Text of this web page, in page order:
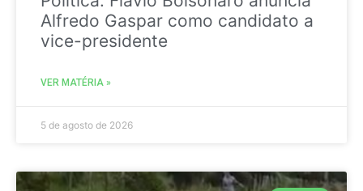
Alfredo Gaspar como candidato a
vice-presidente
VER MATÉRIA »
5 de agosto de 2026